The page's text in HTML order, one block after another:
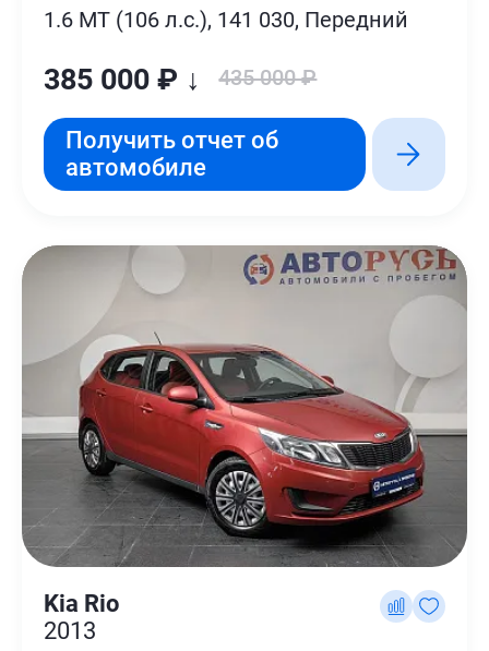
1.6 MT (106 л.с.), 141 030, Передний
385 000 ₽ ↓ 435 000 ₽
Получить отчет об
автомобиле
Kia Rio
2013